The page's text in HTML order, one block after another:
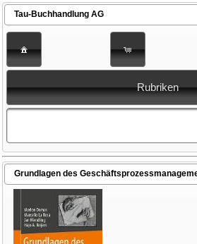
Tau-Buchhandlung AG
Rubriken